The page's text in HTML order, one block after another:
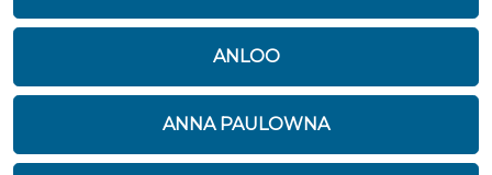
ANLOO
ANNA PAULOWNA